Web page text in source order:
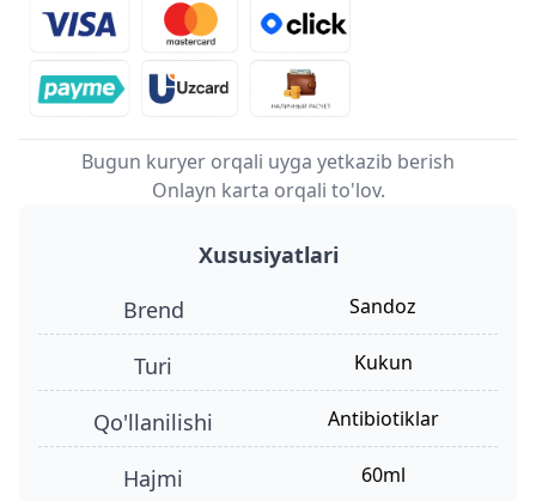
Bugun kuryer orqali uyga yetkazib berish
Onlayn karta orqali to'lov.
Xususiyatlari
Brend
Sandoz
turi kukun
qo'llanilishi antibiotiklar
hajmi 60ml